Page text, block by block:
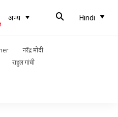
अन्य Hindi
नरेंद्र मोदी
राहुल गांधी